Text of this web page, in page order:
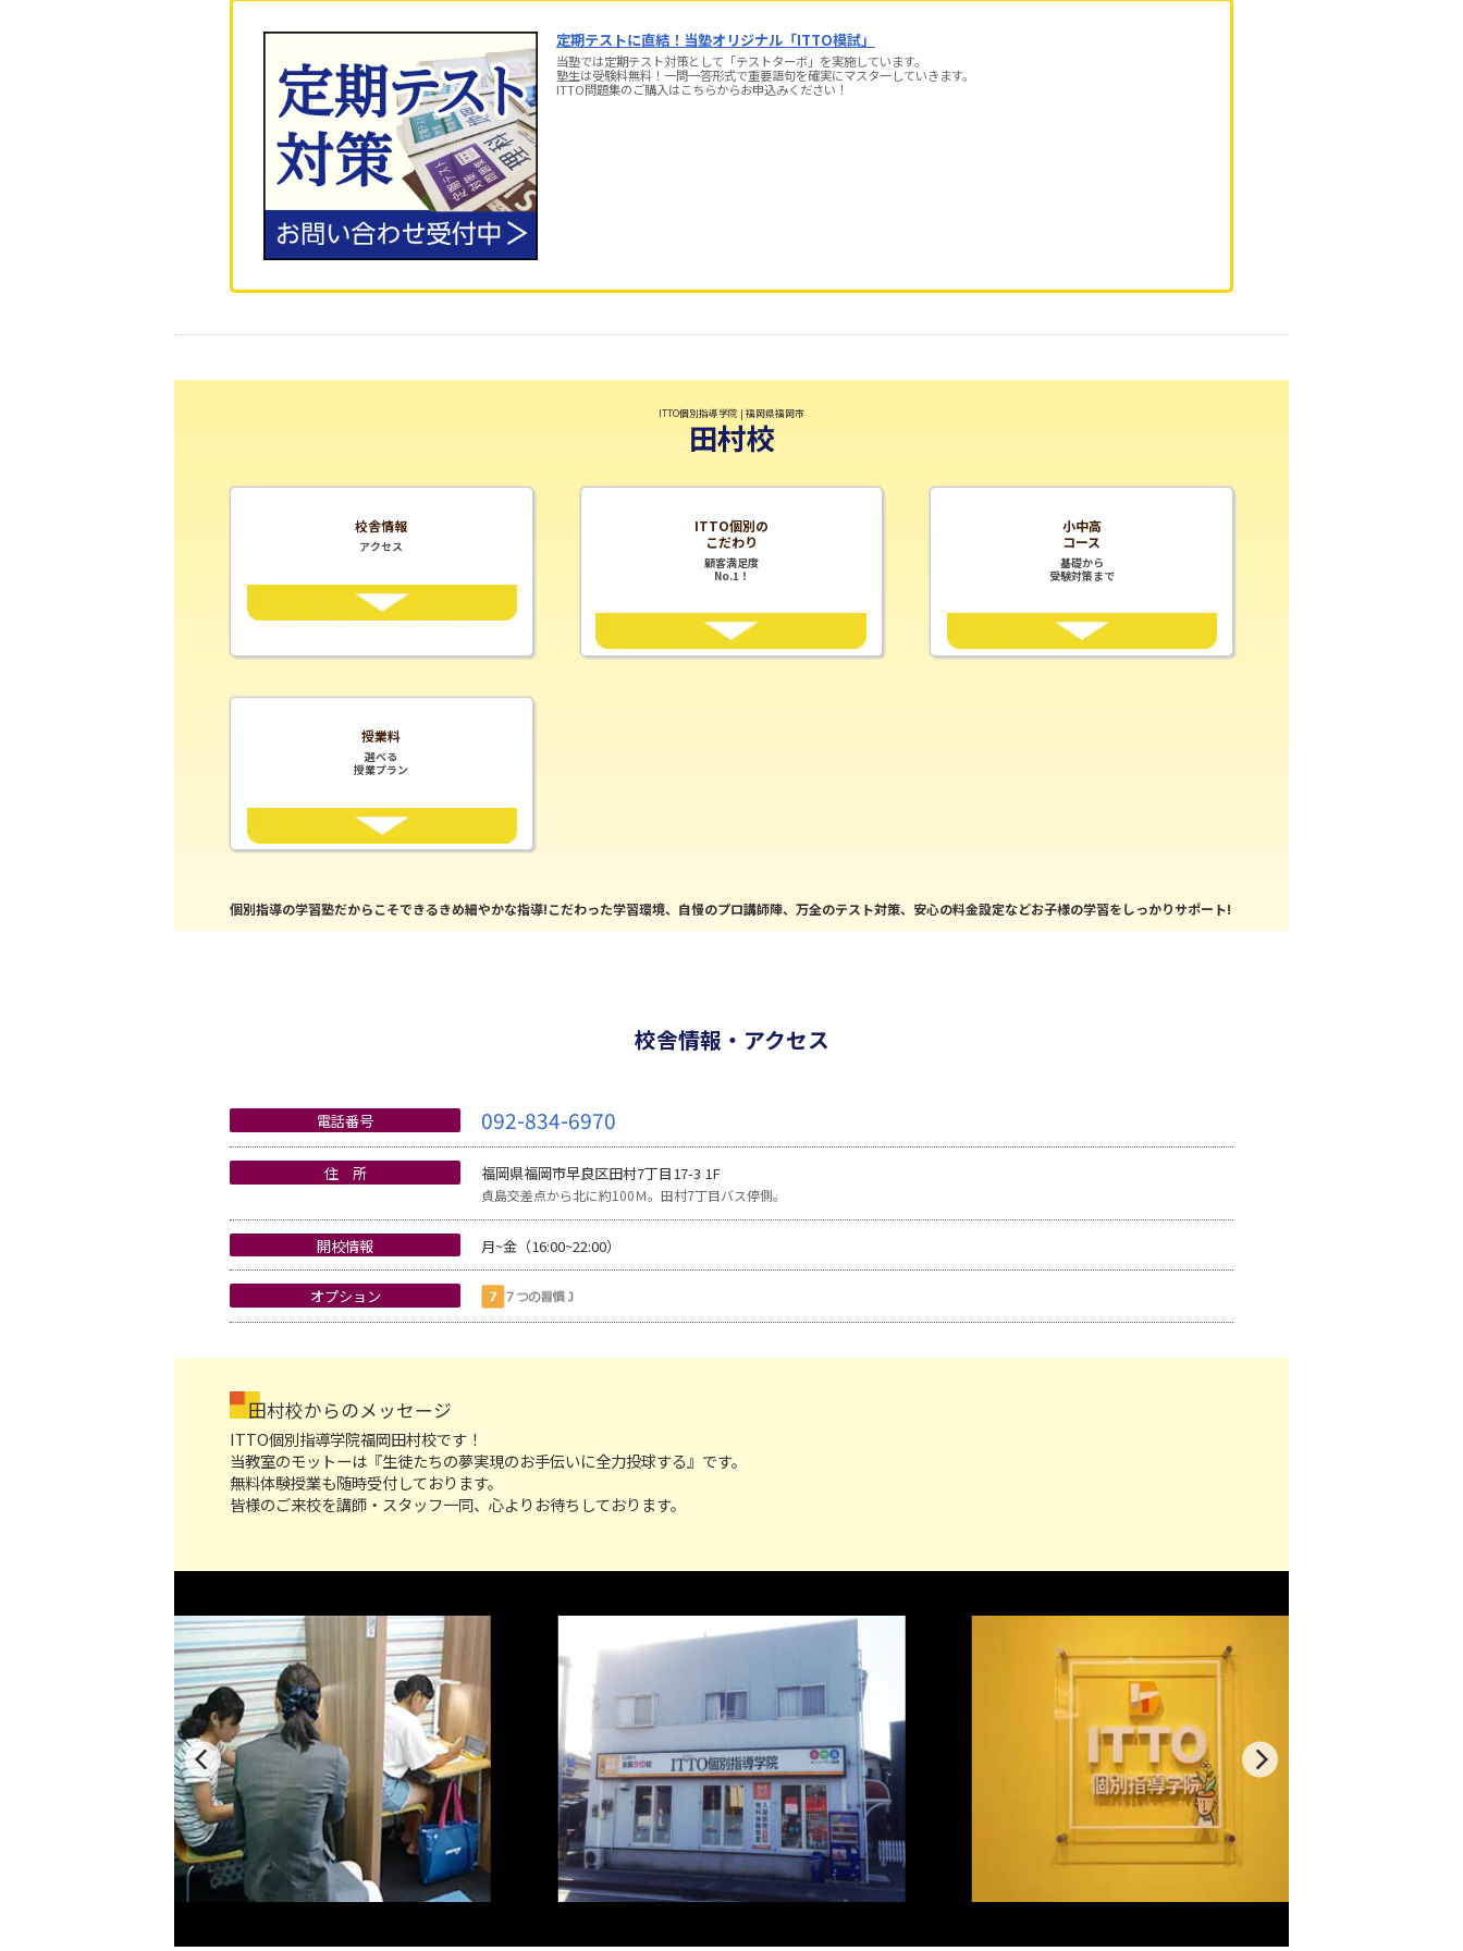
定期テストに直結！当塾オリジナル「ITTO模試」
当塾では定期テスト対策として「テストターボ」を実施しています。
塾生は受験料無料！一問一答形式で重要語句を確実にマスターしていきます。
ITTO問題集のご購入はこちらからお申込みください！
ITTO個別指導学院 | 福岡県福岡市
田村校
校舎情報
アクセス
ITTO個別の
こだわり
顧客満足度
No.1！
小中高
コース
基礎から
受験対策まで
授業料
選べる
授業プラン
個別指導の学習塾だからこそできるきめ細やかな指導!こだわった学習環境、自慢のプロ講師陣、万全のテスト対策、安心の料金設定などお子様の学習をしっかりサポート!
校舎情報・アクセス
電話番号 092-834-6970
住 所 福岡県福岡市早良区田村7丁目17-3 1F
貞島交差点から北に約100Ｍ。田村7丁目バス停側。
開校情報 月~金（16:00~22:00）
オプション
田村校からのメッセージ
ITTO個別指導学院福岡田村校です！
当教室のモットーは『生徒たちの夢実現のお手伝いに全力投球する』です。
無料体験授業も随時受付しております。
皆様のご来校を講師・スタッフ一同、心よりお待ちしております。